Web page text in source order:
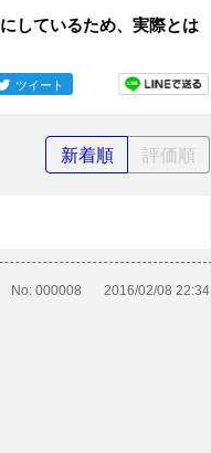
しているため、実際とは
ツイート
新着順 評価順
No: 000008 2016/02/08 22:34